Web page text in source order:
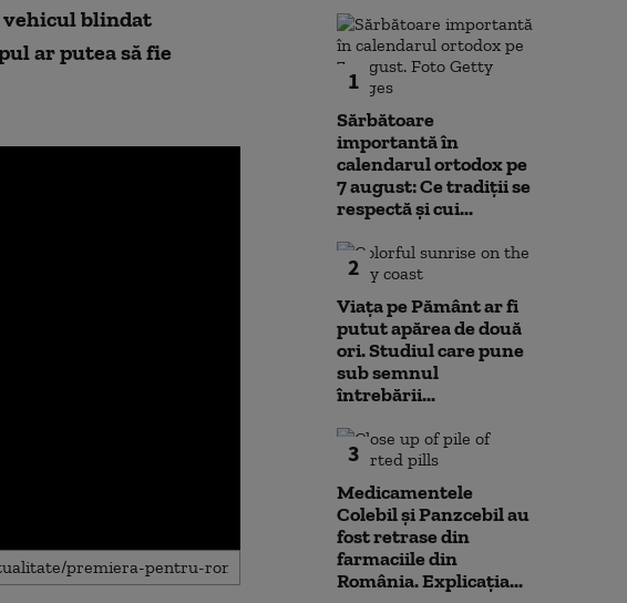
vehicul blindat
ar putea să fie
1
Sărbătoare
importantă în
calendarul ortodox pe
7 august: Ce tradiții se
respectă și cui...
2
Viața pe Pământ ar fi
putut apărea de două
ori. Studiul care pune
sub semnul
întrebării...
3
Medicamentele
Colebil și Panzcebil au
fost retrase din
farmaciile din
România. Explicația...